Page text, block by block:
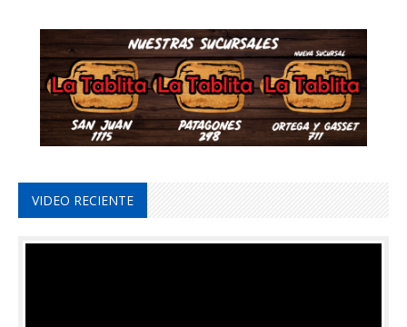
VIDEO RECIENTE